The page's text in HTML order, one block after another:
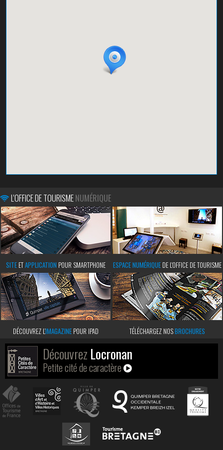
L'OFFICE DE TOURISMENUMÉRIQUE
SITE ETAPPLICATION POUR SMARTPHONE ESPACE NUMÉRIQUE DE L'OFFICE DE TOURISME
DÉCOUVREZ L’IMAGAZINE POUR IPAD TÉLÉCHARGEZ NOSBROCHURES
Découvrez Locronan
Petite cité de caractère